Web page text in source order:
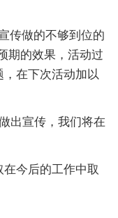
传做的不够到位的
期的效果，活动过
在下次活动加以
出宣传，我们将在
今后的工作中取